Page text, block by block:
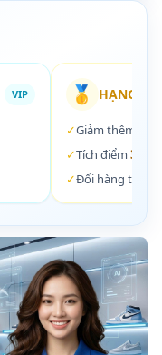
VIP 🥇 HẠNG
✓Giảm thêm
✓Tích điểm 3%
✓Đổi hàng trong